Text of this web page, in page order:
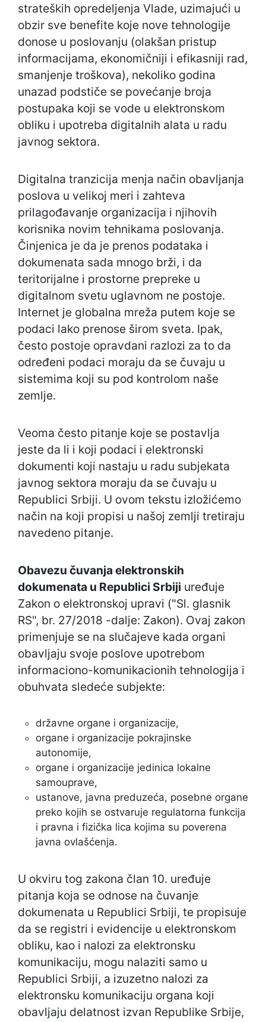
strateških opredeljenja Vlade, uzimajući u
obzir sve benefite koje nove tehnologije
donose u poslovanju (olakšan pristup
informacijama, ekonomičniji i efikasniji rad,
smanjenje troškova), nekoliko godina
unazad podstiče se povećanje broja
postupaka koji se vode u elektronskom
obliku i upotreba digitalnih alata u radu
javnog sektora.
Digitalna tranzicija menja način obavljanja
poslova u velikoj meri i zahteva
prilagođavanje organizacija i njihovih
korisnika novim tehnikama poslovanja.
Činjenica je da je prenos podataka i
dokumenata sada mnogo brži, i da
teritorijalne i prostorne prepreke u
digitalnom svetu uglavnom ne postoje.
Internet je globalna mreža putem koje se
podaci lako prenose širom sveta. Ipak,
često postoje opravdani razlozi za to da
određeni podaci moraju da se čuvaju u
sistemima koji su pod kontrolom naše
zemlje.
Veoma često pitanje koje se postavlja
jeste da li i koji podaci i elektronski
dokumenti koji nastaju u radu subjekata
javnog sektora moraju da se čuvaju u
Republici Srbiji. U ovom tekstu izložićemo
način na koji propisi u našoj zemlji tretiraju
navedeno pitanje.
Obavezu čuvanja elektronskih
dokumenata u Republici Srbiji uređuje
Zakon o elektronskoj upravi ("Sl. glasnik
RS", br. 27/2018 -dalje: Zakon). Ovaj zakon
primenjuje se na slučajeve kada organi
obavljaju svoje poslove upotrebom
informaciono-komunikacionih tehnologija i
obuhvata sledeće subjekte:
državne organe i organizacije,
organe i organizacije pokrajinske
autonomije,
organe i organizacije jedinica lokalne
samouprave,
ustanove, javna preduzeća, posebne organe
preko kojih se ostvaruje regulatorna funkcija
i pravna i fizička lica kojima su poverena
javna ovlašćenja.
U okviru tog zakona član 10. uređuje
pitanja koja se odnose na čuvanje
dokumenata u Republici Srbiji, te propisuje
da se registri i evidencije u elektronskom
obliku, kao i nalozi za elektronsku
komunikaciju, mogu nalaziti samo u
Republici Srbiji, a izuzetno nalozi za
elektronsku komunikaciju organa koji
obavljaju delatnost izvan Republike Srbije,